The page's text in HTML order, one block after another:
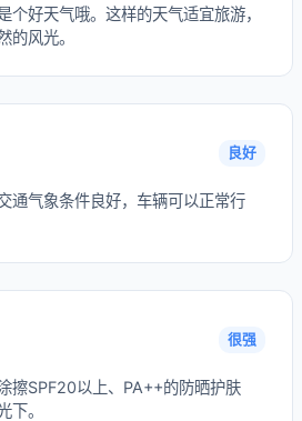
个好天气哦。这样的天气适宜旅游，
的风光。
良好
通气象条件良好，车辆可以正常行
很强
擦SPF20以上、PA++的防晒护肤
下。